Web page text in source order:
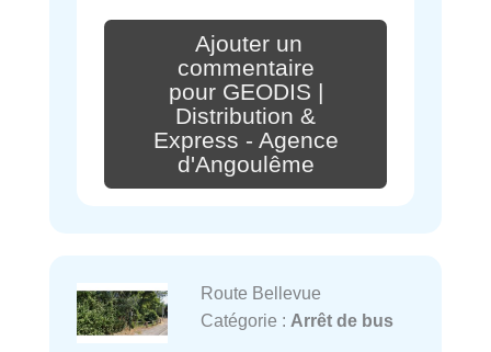
Ajouter un
commentaire
pour GEODIS |
Distribution &
Express - Agence
d'Angoulême
Route Bellevue
Catégorie : Arrêt de bus